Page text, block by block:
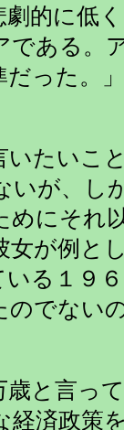
的に低
である。
だった。」
いたいこ
いが、し
めにそれ
女が例と
る１９
のでない
歳と言っ
経済政策